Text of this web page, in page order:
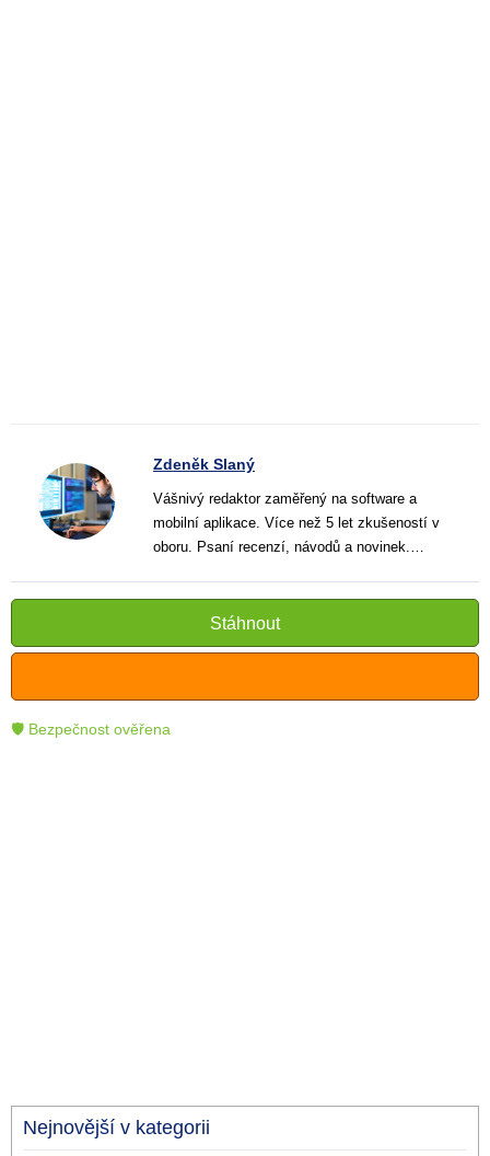
Zdeněk Slaný
Vášnivý redaktor zaměřený na software a
mobilní aplikace. Více než 5 let zkušeností v
oboru. Psaní recenzí, návodů a novinek.
pomáhají čtenářům lépe porozumět a využít
moderní technologie.
Stáhnout
🛡 Bezpečnost ověřena
Nejnovější v kategorii